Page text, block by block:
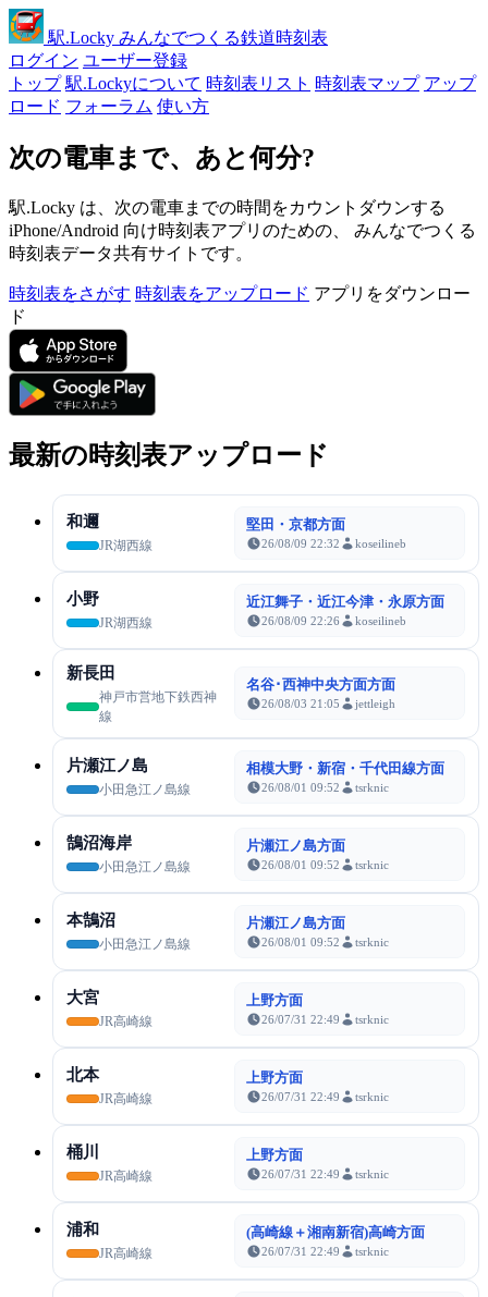
駅.Locky みんなでつくる鉄道時刻表
ログイン ユーザー登録
トップ 駅.Lockyについて 時刻表リスト 時刻表マップ アップ
ロード フォーラム 使い方
次の電車まで、あと何分?
駅.Locky は、次の電車までの時間をカウントダウンする
iPhone/Android 向け時刻表アプリのための、 みんなでつくる
時刻表データ共有サイトです。
時刻表をさがす 時刻表をアップロード アプリをダウンロー
ド
最新の時刻表アップロード
和邇
JR湖西線
堅田・京都方面
26/08/09 22:32 koseilineb
小野
JR湖西線
近江舞子・近江今津・永原方面
26/08/09 22:26 koseilineb
新長田
神戸市営地下鉄西神
線
名谷･西神中央方面方面
26/08/03 21:05 jettleigh
片瀬江ノ島
小田急江ノ島線
相模大野・新宿・千代田線方面
26/08/01 09:52 tsrknic
鵠沼海岸
小田急江ノ島線
片瀬江ノ島方面
26/08/01 09:52 tsrknic
本鵠沼
小田急江ノ島線
片瀬江ノ島方面
26/08/01 09:52 tsrknic
大宮
JR高崎線
上野方面
26/07/31 22:49 tsrknic
北本
JR高崎線
上野方面
26/07/31 22:49 tsrknic
桶川
JR高崎線
上野方面
26/07/31 22:49 tsrknic
浦和
JR高崎線
(高崎線＋湘南新宿)高崎方面
26/07/31 22:49 tsrknic